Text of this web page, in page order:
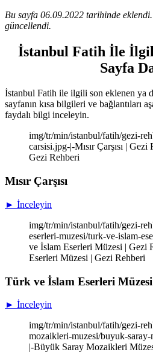
Bu sayfa 06.09.2022 tarihinde
güncellendi.
İstanbul Fatih İle
Sayfa
İstanbul Fatih ile ilgili son eklenen ya
sayfanın kısa bilgileri ve bağlantıları
faydalı bilgi inceleyin.
img/tr/min/istanbul/fatih/gezi-
carsisi.jpg-|-Mısır Çarşısı | Gezi
Gezi Rehberi
Mısır Çarşısı
► İnceleyin
img/tr/min/istanbul/fatih/gezi-
eserleri-muzesi/turk-ve-islam-
ve İslam Eserleri Müzesi | Gezi
Eserleri Müzesi | Gezi Rehberi
Türk ve İslam Eserleri Müzesi
► İnceleyin
img/tr/min/istanbul/fatih/gezi-
mozaikleri-muzesi/buyuk-
|-Büyük Saray Mozaikleri